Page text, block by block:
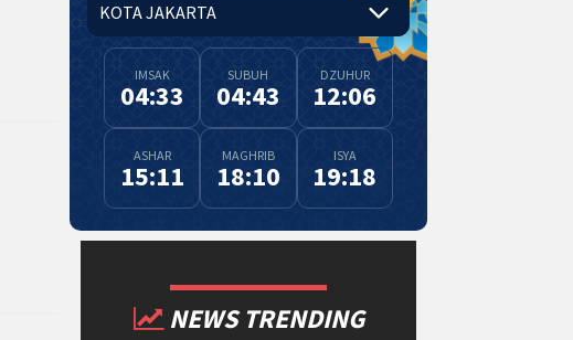
IMSAK
04:33
SUBUH
04:43
DZUHUR
12:06
ASHAR
15:11
MAGHRIB
18:10
ISYA
19:18
NEWS TRENDING